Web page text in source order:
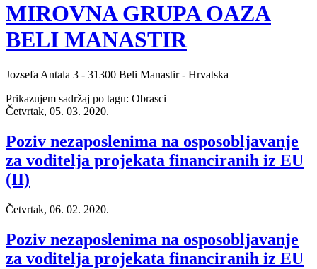
MIROVNA GRUPA OAZA
BELI MANASTIR
Jozsefa Antala 3 - 31300 Beli Manastir - Hrvatska
Prikazujem sadržaj po tagu: Obrasci
Četvrtak, 05. 03. 2020.
Poziv nezaposlenima na osposobljavanje
za voditelja projekata financiranih iz EU
(II)
Četvrtak, 06. 02. 2020.
Poziv nezaposlenima na osposobljavanje
za voditelja projekata financiranih iz EU